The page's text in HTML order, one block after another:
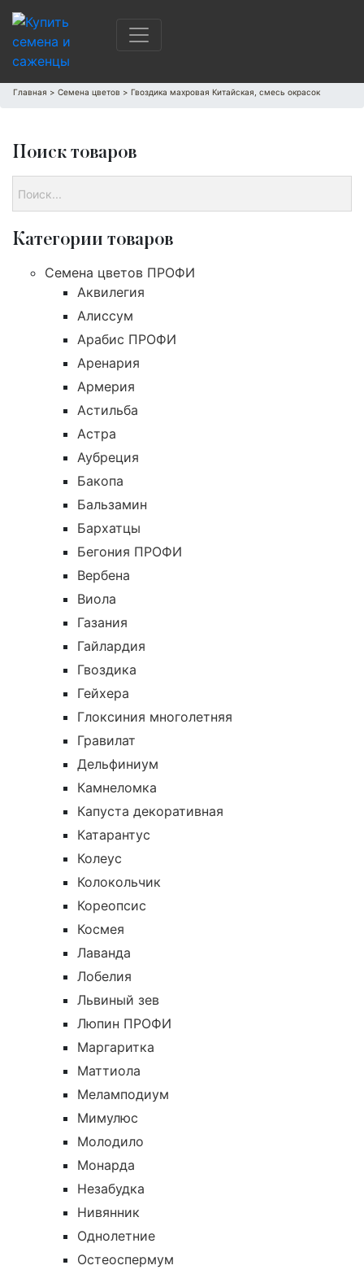
Главная > Семена цветов > Гвоздика махровая Китайская, смесь окрасок
Поиск товаров
Категории товаров
Cемена цветов ПРОФИ
Аквилегия
Алиссум
Арабис ПРОФИ
Аренария
Армерия
Астильба
Астра
Аубреция
Бакопа
Бальзамин
Бархатцы
Бегония ПРОФИ
Вербена
Виола
Газания
Гайлардия
Гвоздика
Гейхера
Глоксиния многолетняя
Гравилат
Дельфиниум
Камнеломка
Капуста декоративная
Катарантус
Колеус
Колокольчик
Кореопсис
Космея
Лаванда
Лобелия
Львиный зев
Люпин ПРОФИ
Маргаритка
Маттиола
Меламподиум
Мимулюс
Молодило
Монарда
Незабудка
Нивянник
Однолетние
Остеоспермум